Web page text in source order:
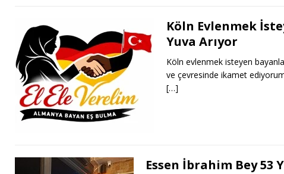
Köln Evlenmek
Yuva Arıyor
Köln evlenmek isteyen
ve çevresinde ikamet
[…]
Essen İbrahim Bey 53